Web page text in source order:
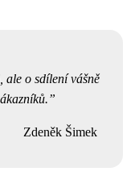
ale o sdílení vášně
Zdeněk Šimek